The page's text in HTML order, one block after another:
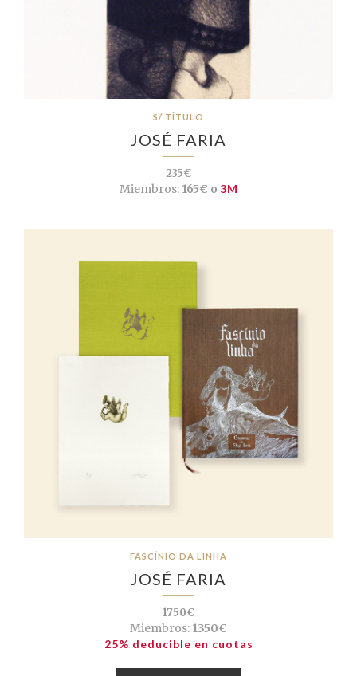
S/ TÍTULO
JOSÉ FARIA
235€
Miembros:165€ o 3M
FASCÍNIO DA LINHA
JOSÉ FARIA
1750€
Miembros: 1350€
25% deducible en cuotas